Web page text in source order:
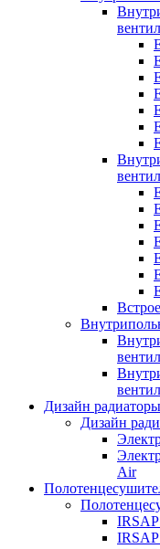
Дизайн радиаторы
Дизайн
Air
IRSAP